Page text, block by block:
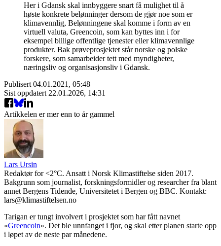
Her i Gdansk skal innbyggere snart få mulighet til å
høste konkrete belønninger dersom de gjør noe som er
klimavennlig, Belønningene skal komme i form av en
virtuell valuta, Greencoin, som kan byttes inn i for
eksempel billige offentlige tjenester eller klimavennlige
produkter. Bak prøveprosjektet står norske og polske
forskere, som samarbeider tett med myndigheter,
næringsliv og organisasjonsliv i Gdansk.
Publisert 04.01.2021, 05:48
Sist oppdatert 22.01.2026, 14:31
Artikkelen er mer enn to år gammel
Lars Ursin
Redaktør for <2°C. Ansatt i Norsk Klimastiftelse siden 2017.
Bakgrunn som journalist, forskningsformidler og researcher fra blant
annet Bergens Tidende, Universitetet i Bergen og BBC. Kontakt:
lars@klimastiftelsen.no
Tarigan er tungt involvert i prosjektet som har fått navnet
«Greencoin». Det ble unnfanget i fjor, og skal etter planen starte opp
i løpet av de neste par månedene.